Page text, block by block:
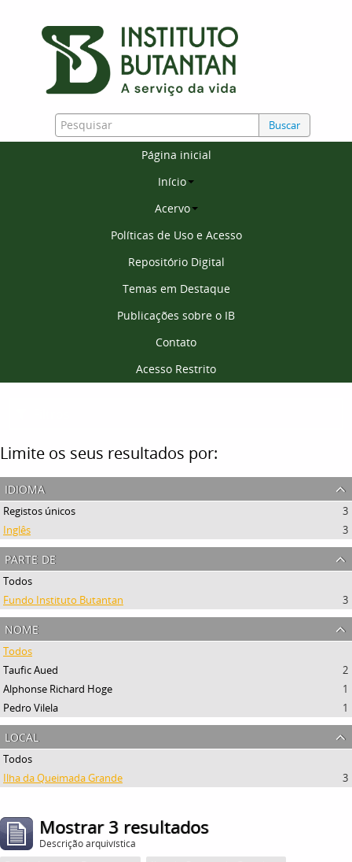
Buscar
Página inicial
Início
Acervo
Políticas de Uso e Acesso
Repositório Digital
Temas em Destaque
Publicações sobre o IB
Contato
Acesso Restrito
Limite os seus resultados por:
idioma
Registos únicos
3
Inglês
3
parte de
Todos
Fundo Instituto Butantan
3
nome
Todos
Taufic Aued
2
Alphonse Richard Hoge
1
Pedro Vilela
1
local
Todos
Ilha da Queimada Grande
3
Mostrar 3 resultados
Descrição arquivística